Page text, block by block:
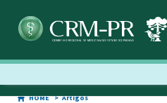
HOME Artigos